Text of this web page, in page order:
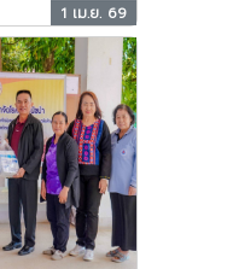
1 เม.ย. 69